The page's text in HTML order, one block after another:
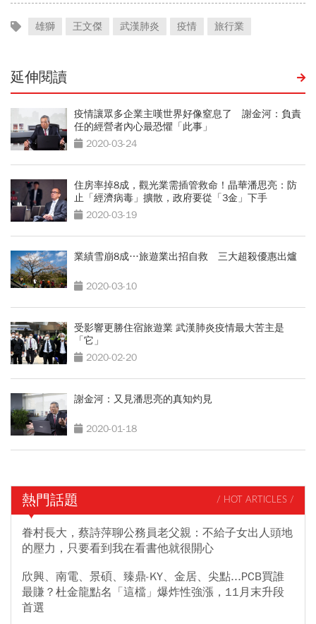
雄獅 王文傑 武漢肺炎 疫情 旅行業
延伸閱讀
疫情讓眾多企業主嘆世界好像窒息了 謝金河：負責
任的經營者內心最恐懼「此事」
2020-03-24
住房率掉8成，觀光業需插管救命！晶華潘思亮：防
止「經濟病毒」擴散，政府要從「3金」下手
2020-03-19
業績雪崩8成…旅遊業出招自救 三大超殺優惠出爐
2020-03-10
受影響更勝住宿旅遊業 武漢肺炎疫情最大苦主是
「它」
2020-02-20
謝金河：又見潘思亮的真知灼見
2020-01-18
熱門話題 / HOT ARTICLES /
眷村長大，蔡詩萍聊公務員老父親：不給子女出人頭地
的壓力，只要看到我在看書他就很開心
欣興、南電、景碩、臻鼎-KY、金居、尖點...PCB買誰
最賺？杜金龍點名「這檔」爆炸性強漲，11月末升段
首選